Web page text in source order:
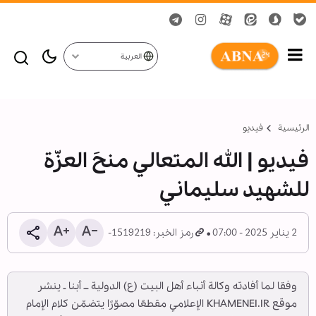
العربية
الرئيسية فیدیو
فيديو | الله المتعالي منحَ العزّة
للشهيد سليماني
2 يناير 2025 - 07:00 رمز الخبر: 1519219-
وفقا لما أفادته وكالة أنباء أهل البيت (ع) الدولية ــ أبنا ـ ينشر
موقع KHAMENEI.IR الإعلامي مقطعًا مصوّرًا يتضمّن كلام الإمام